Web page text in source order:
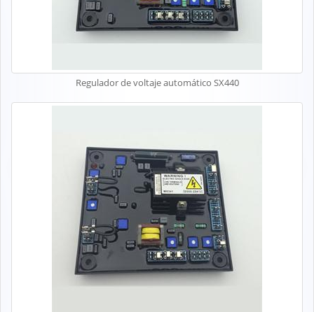
Regulador de voltaje automático SX440